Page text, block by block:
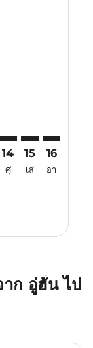
14
ศุ
15
เส
16
อา
ก อู่ฮั่น ไป